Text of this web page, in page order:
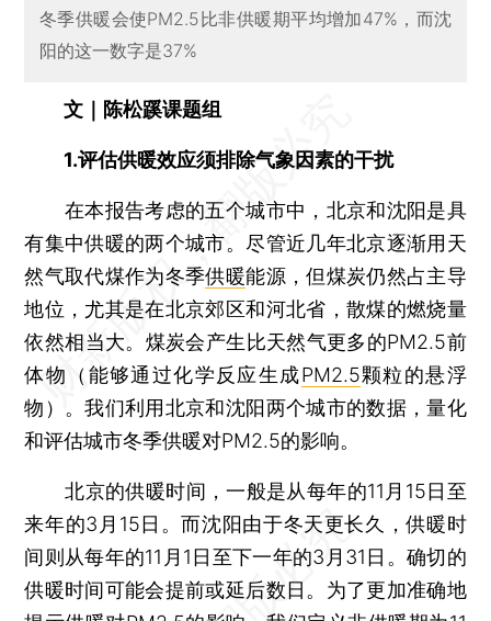
冬季供暖会使PM2.5比非供暖期平均增加47%，而沈
阳的这一数字是37%
文｜陈松蹊课题组
1.评估供暖效应须排除气象因素的干扰
在本报告考虑的五个城市中，北京和沈阳是具
有集中供暖的两个城市。尽管近几年北京逐渐用天
然气取代煤作为冬季供暖能源，但煤炭仍然占主导
地位，尤其是在北京郊区和河北省，散煤的燃烧量
依然相当大。煤炭会产生比天然气更多的PM2.5前
体物（能够通过化学反应生成PM2.5颗粒的悬浮
物）。我们利用北京和沈阳两个城市的数据，量化
和评估城市冬季供暖对PM2.5的影响。
北京的供暖时间，一般是从每年的11月15日至
来年的3月15日。而沈阳由于冬天更长久，供暖时
间则从每年的11月1日至下一年的3月31日。确切的
供暖时间可能会提前或延后数日。为了更加准确地